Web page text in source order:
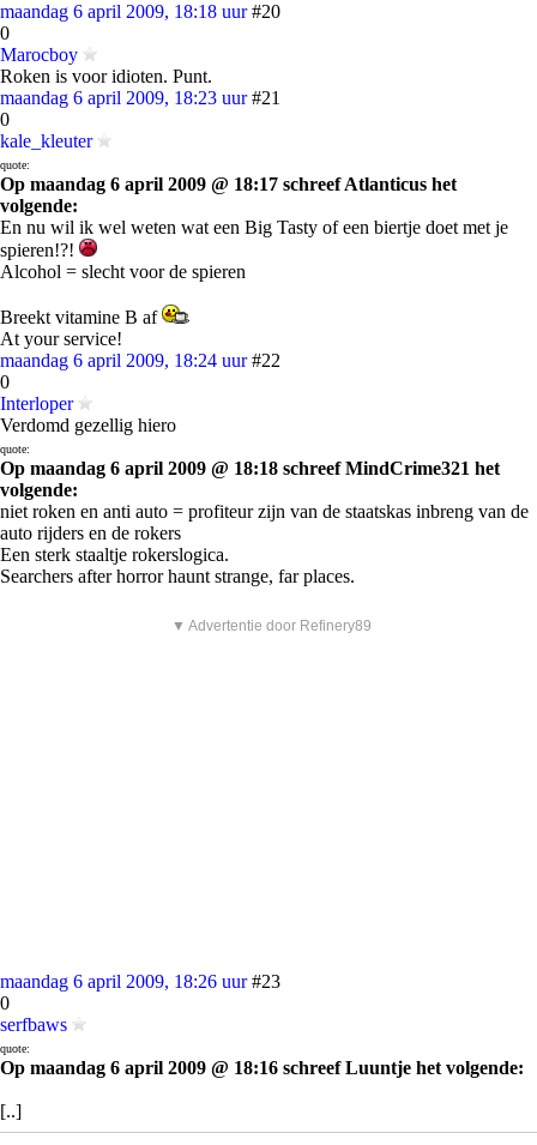
maandag 6 april 2009, 18:18 uur #20
0
Marocboy
Roken is voor idioten. Punt.
maandag 6 april 2009, 18:23 uur #21
0
kale_kleuter
quote:
Op maandag 6 april 2009 @ 18:17 schreef Atlanticus het
volgende:
En nu wil ik wel weten wat een Big Tasty of een biertje doet met je
spieren!?!
Alcohol = slecht voor de spieren
Breekt vitamine B af
At your service!
maandag 6 april 2009, 18:24 uur #22
0
Interloper
Verdomd gezellig hiero
quote:
Op maandag 6 april 2009 @ 18:18 schreef MindCrime321 het
volgende:
niet roken en anti auto = profiteur zijn van de staatskas inbreng van de
auto rijders en de rokers
Een sterk staaltje rokerslogica.
Searchers after horror haunt strange, far places.
▼ Advertentie door Refinery89
maandag 6 april 2009, 18:26 uur #23
0
serfbaws
quote:
Op maandag 6 april 2009 @ 18:16 schreef Luuntje het volgende:
[..]